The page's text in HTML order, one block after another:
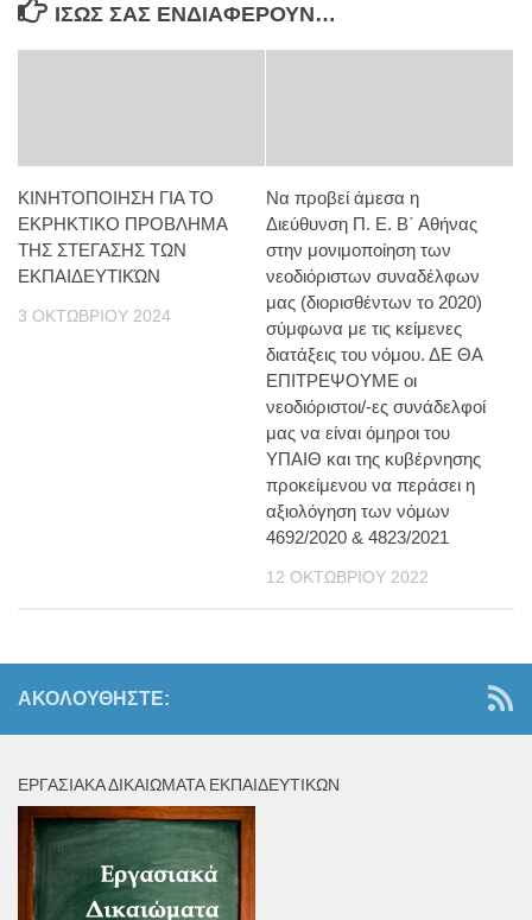
ΊΣΩΣ ΣΑΣ ΕΝΔΙΑΦΈΡΟΥΝ…
ΚΙΝΗΤΟΠΟΙΗΣΗ ΓΙΑ ΤΟ
ΕΚΡΗΚΤΙΚΟ ΠΡΟΒΛΗΜΑ
ΤΗΣ ΣΤΕΓΑΣΗΣ ΤΩΝ
ΕΚΠΑΙΔΕΥΤΙΚΏΝ
3 ΟΚΤΩΒΡΊΟΥ 2024
Να προβεί άμεσα η
Διεύθυνση Π. Ε. Β΄ Αθήνας
στην μονιμοποίηση των
νεοδιόριστων συναδέλφων
μας (διορισθέντων το 2020)
σύμφωνα με τις κείμενες
διατάξεις του νόμου. ΔΕ ΘΑ
ΕΠΙΤΡΕΨΟΥΜΕ οι
νεοδιόριστοι/-ες συνάδελφοί
μας να είναι όμηροι του
ΥΠΑΙΘ και της κυβέρνησης
προκείμενου να περάσει η
αξιολόγηση των νόμων
4692/2020 & 4823/2021
12 ΟΚΤΩΒΡΊΟΥ 2022
ΑΚΟΛΟΥΘΉΣΤΕ:
ΕΡΓΑΣΙΑΚΆ ΔΙΚΑΙΏΜΑΤΑ ΕΚΠΑΙΔΕΥΤΙΚΏΝ